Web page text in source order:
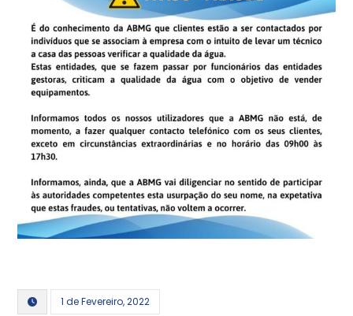
1 de Fevereiro, 2022